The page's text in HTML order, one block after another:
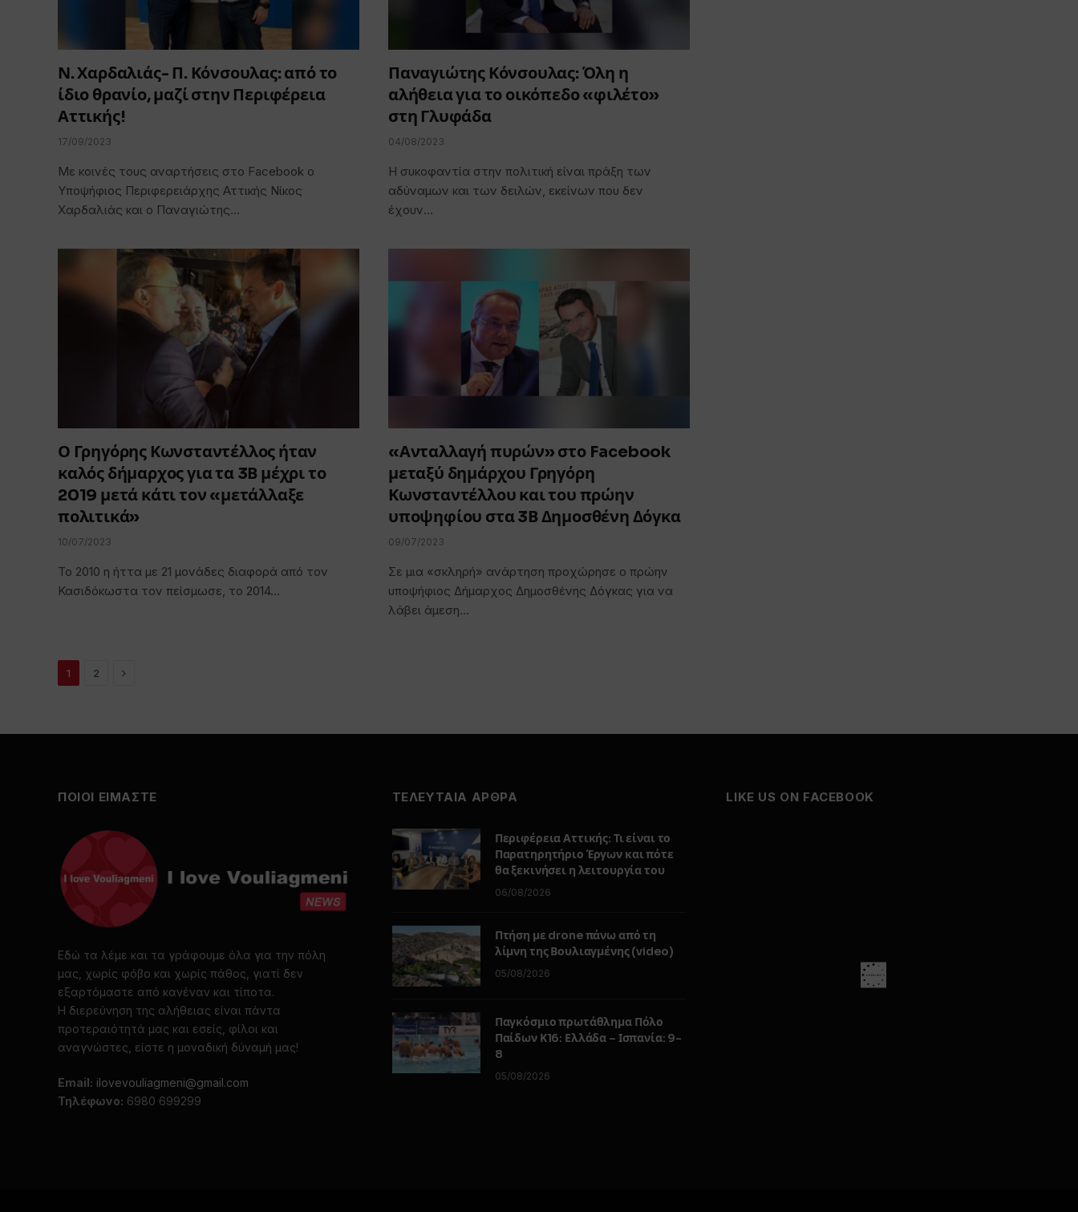
Ν. Χαρδαλιάς- Π. Κόνσουλας: από το
ίδιο θρανίο, μαζί στην Περιφέρεια
Αττικής!
17/09/2023
Με κοινές τους αναρτήσεις στο Facebook ο
Υποψήφιος Περιφερειάρχης Αττικής Νίκος
Χαρδαλιάς και ο Παναγιώτης…
Παναγιώτης Κόνσουλας: Όλη η
αλήθεια για το οικόπεδο «φιλέτο»
στη Γλυφάδα
04/08/2023
Η συκοφαντία στην πολιτική είναι πράξη των
αδύναμων και των δειλών, εκείνων που δεν
έχουν…
Ο Γρηγόρης Κωνσταντέλλος ήταν
καλός δήμαρχος για τα 3Β μέχρι το
2019 μετά κάτι τον «μετάλλαξε
πολιτικά»
10/07/2023
Το 2010 η ήττα με 21 μονάδες διαφορά από τον
Κασιδόκωστα τον πείσμωσε, το 2014…
«Ανταλλαγή πυρών» στο Facebook
μεταξύ δημάρχου Γρηγόρη
Κωνσταντέλλου και του πρώην
υποψηφίου στα 3Β Δημοσθένη Δόγκα
09/07/2023
Σε μια «σκληρή» ανάρτηση προχώρησε ο πρώην
υποψήφιος Δήμαρχος Δημοσθένης Δόγκας για να
λάβει άμεση…
1 2 Next
ΠΟΙΟΙ ΕΙΜΑΣΤΕ
Εδώ τα λέμε και τα γράφουμε όλα για την πόλη
μας, χωρίς φόβο και χωρίς πάθος, γιατί δεν
εξαρτόμαστε από κανέναν και τίποτα.
Η διερεύνηση της αλήθειας είναι πάντα
προτεραιότητά μας και εσείς, φίλοι και
αναγνώστες, είστε η μοναδική δύναμή μας!
Email: ilovevouliagmeni@gmail.com
Τηλέφωνο: 6980 699299
ΤΕΛΕΥΤΑΙΑ ΑΡΘΡΑ
Περιφέρεια Αττικής: Τι είναι το
Παρατηρητήριο Έργων και πότε
θα ξεκινήσει η λειτουργία του
06/08/2026
Πτήση με drone πάνω από τη
λίμνη της Βουλιαγμένης (video)
05/08/2026
Παγκόσμιο πρωτάθλημα Πόλο
Παίδων Κ16: Ελλάδα – Ισπανία: 9-
8
05/08/2026
LIKE US ON FACEBOOK